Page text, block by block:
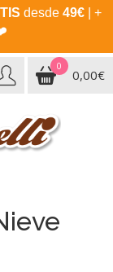
desde 49€| +
0
0,00€